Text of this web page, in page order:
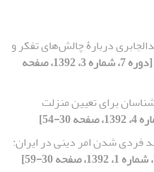
دربارۀ چالش‌های تفکر و
[دوره 7، شماره 3، 1392، صفحه
برای تعیین منزلت
فردی شدن امر دینی در ایران: